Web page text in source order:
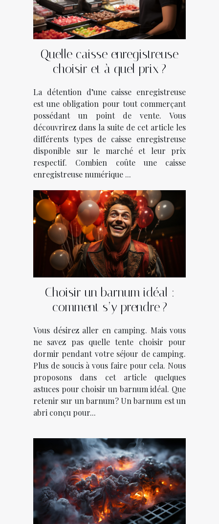
Quelle caisse enregistreuse
choisir et à quel prix ?
La détention d’une caisse enregistreuse
est une obligation pour tout commerçant
possédant un point de vente. Vous
découvrirez dans la suite de cet article les
différents types de caisse enregistreuse
disponible sur le marché et leur prix
respectif. Combien coûte une caisse
enregistreuse numérique ...
Choisir un barnum idéal :
comment s’y prendre ?
Vous désirez aller en camping. Mais vous
ne savez pas quelle tente choisir pour
dormir pendant votre séjour de camping.
Plus de soucis à vous faire pour cela. Nous
proposons dans cet article quelques
astuces pour choisir un barnum idéal. Que
retenir sur un barnum ? Un barnum est un
abri conçu pour...